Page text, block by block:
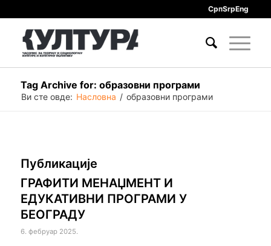
СрпSrpEng
Tag Archive for: образовни програми
Ви сте овде: Насловна / образовни програми
Публикације
ГРАФИТИ МЕНАЏМЕНТ И
ЕДУКАТИВНИ ПРОГРАМИ У
БЕОГРАДУ
6. фебруар 2025.